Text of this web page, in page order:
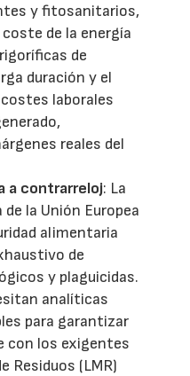
y fitosanitarios,
de la energía
de
duración y el
laborales
reales del
a contrarreloj: La
la Unión Europea
alimentaria
de
y plaguicidas.
analíticas
para garantizar
con los exigentes
Residuos (LMR)